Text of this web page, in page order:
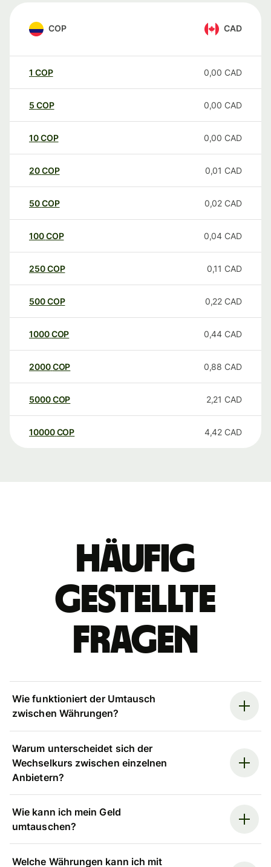
COP CAD
1 COP 0,00 CAD
5 COP 0,00 CAD
10COP 0,00 CAD
20COP 0,01 CAD
50COP 0,02 CAD
100COP 0,04 CAD
250COP 0,11 CAD
500COP 0,22 CAD
1000COP 0,44 CAD
2000COP 0,88 CAD
5000COP 2,21 CAD
10000 COP 4,42 CAD
Häufig
gestellte
Fragen
Wie funktioniert der Umtausch
zwischen Währungen?
Warum unterscheidet sich der
Wechselkurs zwischen einzelnen
Anbietern?
Wie kann ich mein Geld
umtauschen?
Welche Währungen kann ich mit